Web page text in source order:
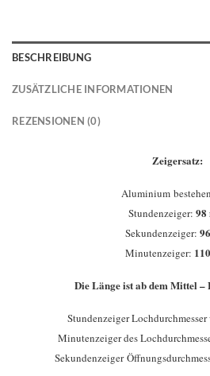
BESCHREIBUNG
ZUSÄTZLICHE INFORMATIONEN
REZENSIONEN (0)
Zeigersatz:
Aluminium
Stundenzeiger: 98
Sekundenzeiger:
Minutenzeiger:
Die Länge ist ab dem Mittel –
Stundenzeiger
Minutenzeiger des
Sekundenzeiger